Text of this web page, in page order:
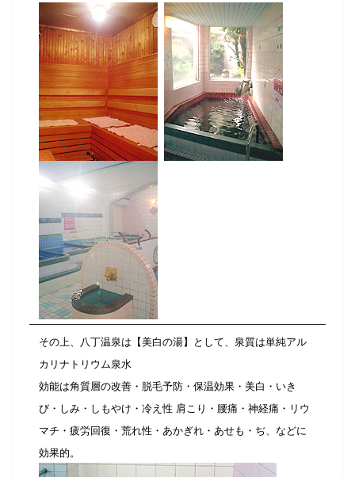
その上、八丁温泉は【美白の湯】として、泉質は単純アル
カリナトリウム泉水
効能は角質層の改善・脱毛予防・保温効果・美白・いき
び・しみ・しもやけ・冷え性 肩こり・腰痛・神経痛・リウ
マチ・疲労回復・荒れ性・あかぎれ・あせも・ぢ、などに
効果的。